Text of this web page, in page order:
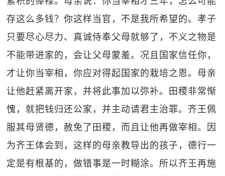
存这么多钱？你这样当官，不是我所希望的。孝子
只要尽心尽力、真诚侍奉父母就够了，不义之物是
不能带进家的，会让父母蒙羞。况且国家信任你，
才让你当宰相，你应对得起国家的栽培之恩。母亲
让他赶紧离开家，并将此事加以弥补。田稷非常惭
愧，就把钱归还公家，并主动请君主治罪。齐王佩
服其母贤德，赦免了田稷，而且让他再做宰相。因
为齐王体会到，这样的母亲教导出的孩子，德行一
定是有根基的，做错事是一时糊涂。所以齐王再施